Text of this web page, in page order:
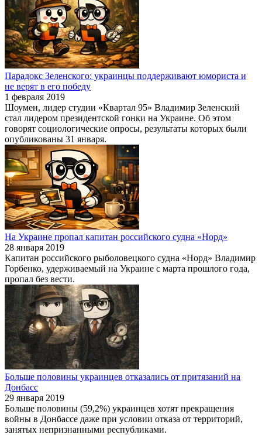
Парадокс Зеленского: украинцы поддерживают юмориста и
не верят в его победу
1 февраля 2019
Шоумен, лидер студии «Квартал 95» Владимир Зеленский
стал лидером президентской гонки на Украине. Об этом
говорят социологические опросы, результаты которых были
опубликованы 31 января.
На Украине пропал капитан российского судна «Норд»
28 января 2019
Капитан российского рыболовецкого судна «Норд» Владимир
Горбенко, удерживаемый на Украине с марта прошлого года,
пропал без вести.
Больше половины украинцев отказались от притязаний на
Донбасс
29 января 2019
Больше половины (59,2%) украинцев хотят прекращения
войны в Донбассе даже при условии отказа от территорий,
занятых непризнанными республиками.